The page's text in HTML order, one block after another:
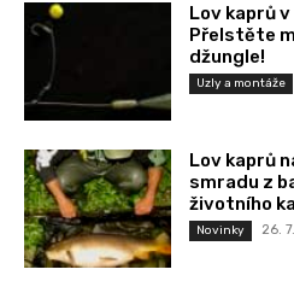
Lov kaprů
Přelstěte
džungle!
Uzly a montáže
Lov kaprů
smradu z
životního
Novinky 26.